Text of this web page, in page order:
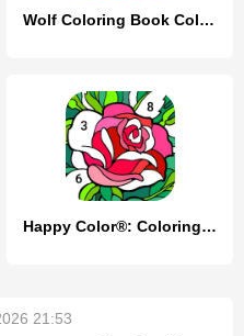
Wolf Coloring Book Color Game
Happy Color®: Coloring Book
21:53